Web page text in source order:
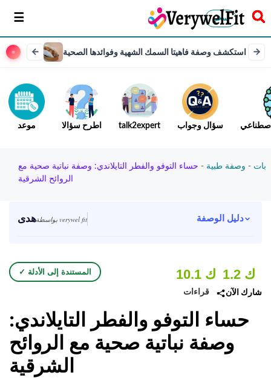
سخر
استكشف وصفة فاهيتا السمك الشهية وفوائدها الصحية
موعد اطرح سؤالا talk2expert سؤال وجواب
بات - وصفة طبية - حساء التوفو والفطر التايلاندي: وصفة نباتية صحية مع
الروائح الشرقية
هدى بواسطة verywel fit دليل الوصفة
✓ المستندة إلى الأدلة 10.1 ك
قراءات
1.2 ك
شارك الآن
حساء التوفو والفطر التايلاندي:
وصفة نباتية صحية مع الروائح
الشرقية